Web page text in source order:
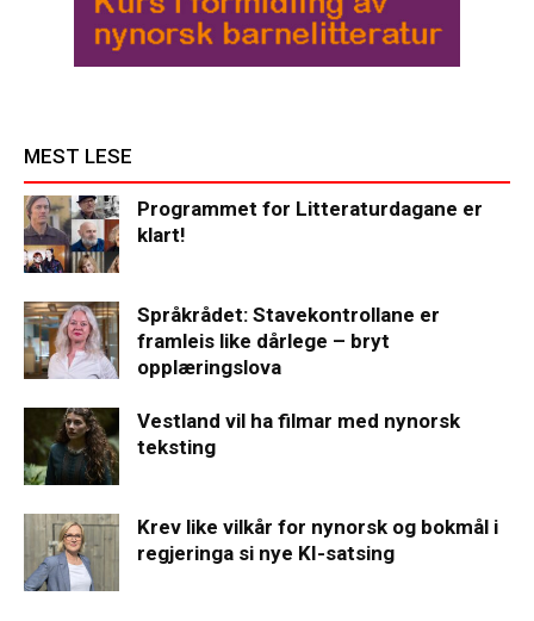
MEST LESE
Programmet for Litteraturdagane er
klart!
Språkrådet: Stavekontrollane er
framleis like dårlege – bryt
opplæringslova
Vestland vil ha filmar med nynorsk
teksting
Krev like vilkår for nynorsk og bokmål i
regjeringa si nye KI-satsing